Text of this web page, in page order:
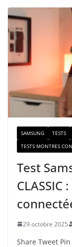
t
r
e
e
m
i
SAMSUNG TESTS
TESTS MONTRES
Test
29 octobre 2025
Share Tweet